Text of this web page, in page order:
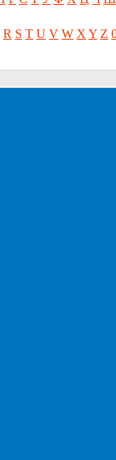
R S T U V W X Y Z